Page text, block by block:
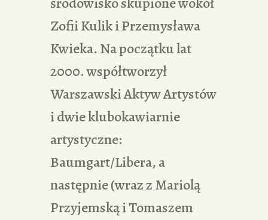
Zofii Kulik i Przemysława
Kwieka. Na początku lat
2000. współtworzył
Warszawski Aktyw Artystów
i dwie klubokawiarnie
artystyczne:
Baumgart/Libera, a
następnie (wraz z Mariolą
Przyjemską i Tomaszem